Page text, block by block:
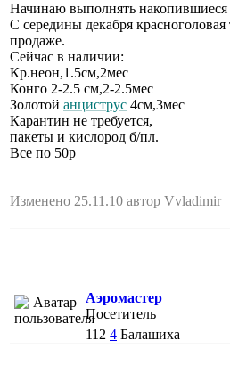
Начинаю выполнять накопившиеся
С середины декабря красноголовая
продаже.
Сейчас в наличии:
Кр.неон,1.5см,2мес
Конго 2-2.5 см,2-2.5мес
Золотой анциструс 4см,3мес
Карантин не требуется,
пакеты и кислород б/пл.
Все по 50р
Изменено 25.11.10 автор Vvladimir
Аэромастер
Посетитель
112 4 Балашиха